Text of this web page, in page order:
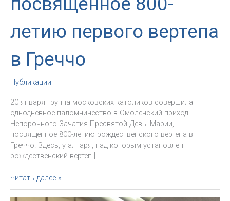
летию первого вертепа
в Греччо
Публикации
20 января группа московских католиков совершила
однодневное паломничество в Смоленский приход
Непорочного Зачатия Пресвятой Девы Марии,
посвященное 800-летию рождественского вертепа в
Греччо. Здесь, у алтаря, над которым установлен
рождественский вертеп […]
«Открывая
сердца
благодати».
Читать далее »